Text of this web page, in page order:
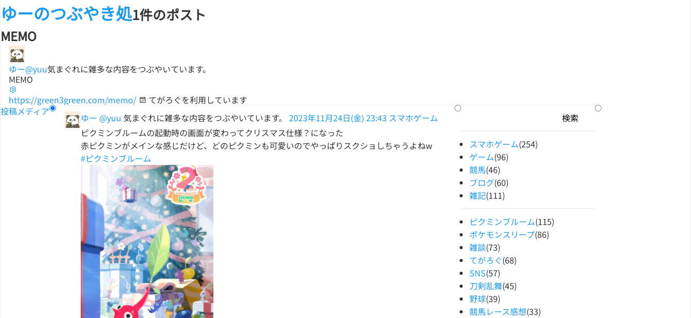
ゆーのつぶやき処1件のポスト
MEMO
ゆー@yuu気まぐれに雑多な内容をつぶやいています。
MEMO
https://green3green.com/memo/
てがろぐを利用しています
投稿メディア
ゆー @yuu 気まぐれに雑多な内容をつぶやいています。 2023年11月24日(金) 23:43 スマホゲーム
ピクミンブルームの起動時の画面が変わってクリスマス仕様？になった
赤ピクミンがメインな感じだけど、どのピクミンも可愛いのでやっぱりスクショしちゃうよねw
#ピクミンブルーム
スマホゲーム(254)
ゲーム(96)
競馬(46)
ブログ(60)
雑記(111)
ピクミンブルーム(115)
ポケモンスリープ(86)
雑談(73)
てがろぐ(68)
SNS(57)
刀剣乱舞(45)
野球(39)
競馬レース感想(33)